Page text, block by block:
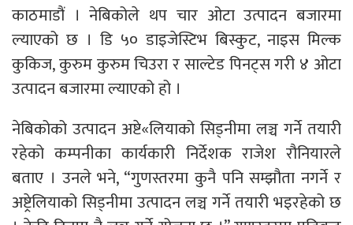
काठमाडौं । नेबिकोले थप चार ओटा उत्पादन बजारमा
ल्याएको छ । डि ५० डाइजेस्टिभ बिस्कुट, नाइस मिल्क
कुकिज, कुरुम कुरुम चिउरा र साल्टेड पिनट्स गरी ४ ओटा
उत्पादन बजारमा ल्याएको हो ।
नेबिकोको उत्पादन अष्टे«लियाको सिड्नीमा लञ्च गर्ने तयारी
रहेको कम्पनीका कार्यकारी निर्देशक राजेश रौनियारले
बताए । उनले भने, “गुणस्तरमा कुनै पनि सम्झौता नगर्ने र
अष्ट्रेलियाको सिड्नीमा उत्पादन लञ्च गर्ने तयारी भइरहेको छ